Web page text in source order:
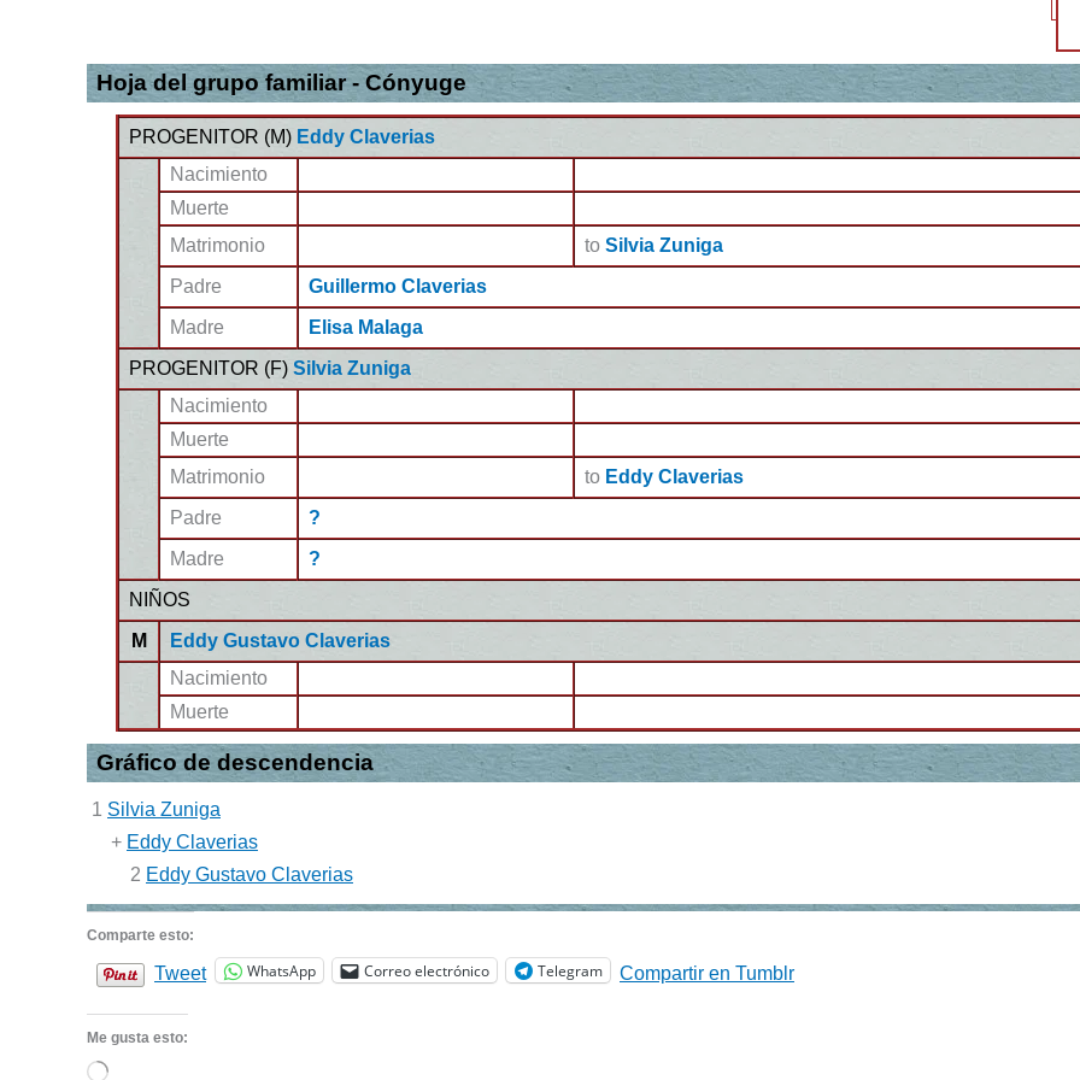
Hoja del grupo familiar - Cónyuge
PROGENITOR (M) Eddy Claverias
Nacimiento
Muerte
Matrimonio
to Silvia Zuniga
Padre
Guillermo Claverias
Madre
Elisa Malaga
PROGENITOR (F) Silvia Zuniga
Nacimiento
Muerte
Matrimonio
to Eddy Claverias
Padre
?
Madre
?
NIÑOS
M
Eddy Gustavo Claverias
Nacimiento
Muerte
Gráfico de descendencia
1 Silvia Zuniga
+ Eddy Claverias
2 Eddy Gustavo Claverias
Comparte esto:
Tweet WhatsApp Correo electrónico Telegram Compartir en Tumblr
Me gusta esto:
Cargando...